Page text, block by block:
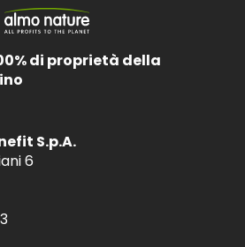
di proprietà della
S.p.A.
6